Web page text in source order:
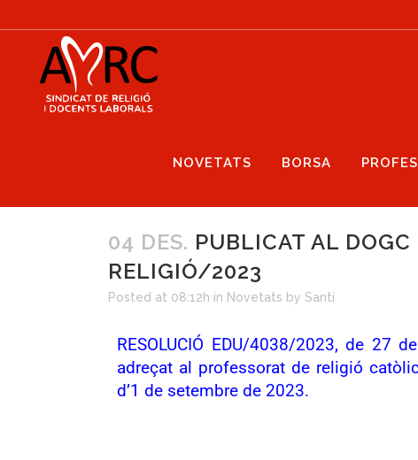
NOVETATS BORSA
04 DES. PUBLICAT AL DOGC
RELIGIÓ/2023
Posted at 08:12h in Novetats by Santi
RESOLUCIÓ EDU/4038/2023, de
adreçat al professorat de religió
d’1 de setembre de 2023.